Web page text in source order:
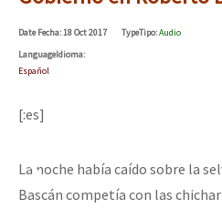
EZLN
AutonomÍa y Resistencia
Migración
Dia 2 do Encontro “Guerra contra a
DateFecha: 18 Oct 2017 TypeTipo:Audio
LanguageIdioma:
Español
[:es]
La noche había caído sobre la
Bascán competía con las